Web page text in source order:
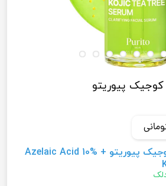
پیوریتو
سرم آزلائیک اسید و کوجیک پیوریتو Azelaic Acid 10% +